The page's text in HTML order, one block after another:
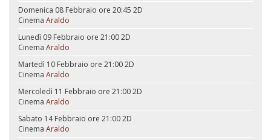
Domenica 08 Febbraio ore 20:45 2D
Cinema Araldo
Lunedì 09 Febbraio ore 21:002D
Cinema Araldo
Martedì 10 Febbraio ore 21:002D
Cinema Araldo
Mercoledì 11 Febbraio ore 21:002D
Cinema Araldo
Sabato 14 Febbraio ore 21:002D
Cinema Araldo